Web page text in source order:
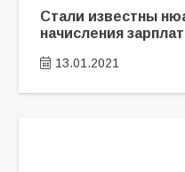
Стали известны
начисления
13.01.2021